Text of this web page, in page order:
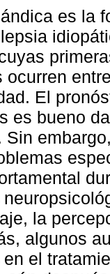
es la
ocurren
El
es bueno
Sin
la
algunos
el